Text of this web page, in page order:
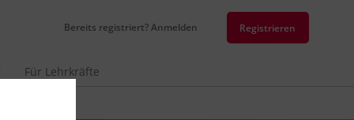
Bereits registriert? Anmelden Registrieren
Für Lehrkräfte